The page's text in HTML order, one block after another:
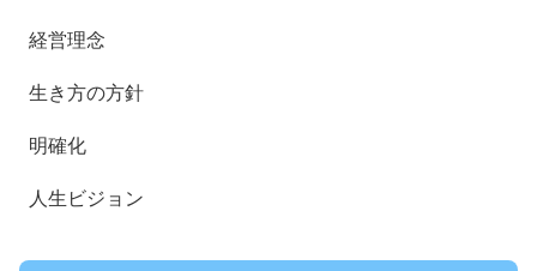
経営理念
生き方の方針
明確化
人生ビジョン